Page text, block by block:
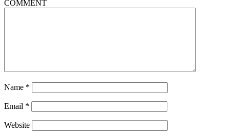
COMMENT
Name *
Email *
Website